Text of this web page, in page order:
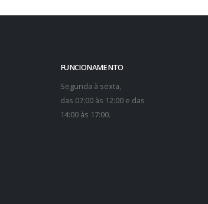
FUNCIONAMENTO
Segunda à sexta,
das 07:00 às 12:00 e das
14:00 às 17:00.